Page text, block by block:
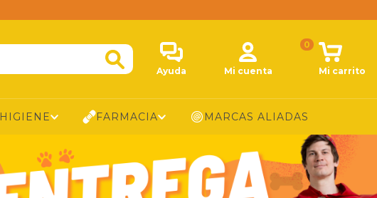
Ayuda Mi cuenta Mi carrito
0
HIGIENE FARMACIA MARCAS ALIADAS